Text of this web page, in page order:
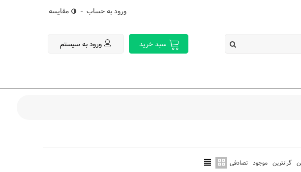
ورود به حساب مقایسه
سبد خرید ورود به سیستم
گرانترین موجود تصادفی